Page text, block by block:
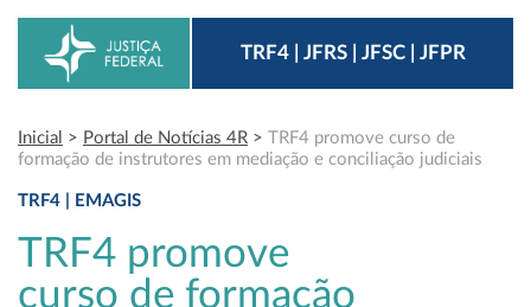
TRF4 | JFRS | JFSC | JFPR
Inicial > Portal de Notícias 4R > TRF4 promove curso de
formação de instrutores em mediação e conciliação judiciais
TRF4 | EMAGIS
TRF4 promove
curso de formação